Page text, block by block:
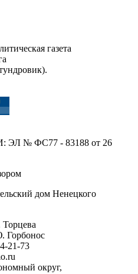
газета
ЭЛ № ФС77 - 83188 от 26
дом Ненецкого
Торцева
Горбонос
21-73
округ,